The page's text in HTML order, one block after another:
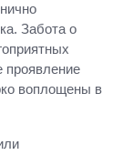
Забота о
проявление
воплощены в